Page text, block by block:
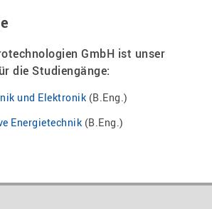
GmbH ist unser
die Studiengänge:
und Elektronik (B.Eng.)
Energietechnik (B.Eng.)